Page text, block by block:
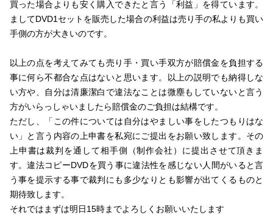
買った場合よりも安く購入できたと言う「利益」を得ています。
ましてDVD1セットを販売した場合の利益は売り手の私よりも買い
手側の方が大きいのです。
以上の点を考えてみても売り手・買い手双方が賠償金を負担する
事に何ら不都合な点はないと思います。以上の説明でも納得しな
い方や、自分は清廉潔白で違法なことは微塵もしていないと言う
方がいらっしゃいましたら賠償金のご負担は結構です。
ただし、「この件については自分はやましい事をしたつもりはな
い」と言う内容の上申書を私宛にご提出をお願い致します。その
上申書は裁判を通して相手側（制作会社）に提出させて頂きま
す。違法コピーDVDを買う事に違法性を感じない人間がいると言
う事を提示する事で裁判にも多少なりとも影響が出てくるものと
期待致します。
それではまずは明日15時までよろしくお願いいたします